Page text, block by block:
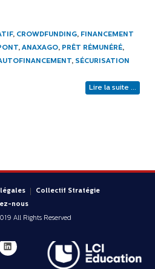
, CROWDFUNDING, FINANCEMENT
, ANAXAGO, PRÊT RÉMUNÉRÉ,
, SÉCURISATION
Lire la suite ...
Collectif Stratégie
nous
All Rights Reserved